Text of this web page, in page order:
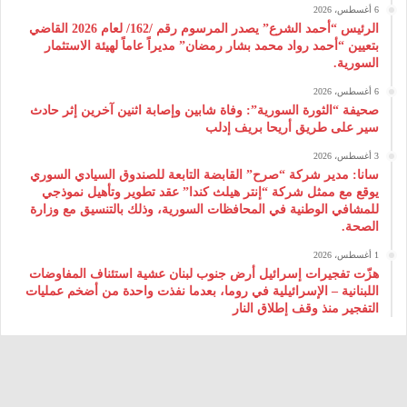
6 أغسطس، 2026
الرئيس “أحمد الشرع” يصدر المرسوم رقم /162/ لعام 2026 ‌القاضي
بتعيين “أحمد رواد محمد بشار رمضان” مديراً عاماً لهيئة ‌الاستثمار
السورية.
6 أغسطس، 2026
صحيفة “الثورة السورية”: وفاة شابين وإصابة اثنين آخرين إثر حادث
سير على طريق أريحا بريف إدلب
3 أغسطس، 2026
سانا: مدير شركة “صرح” القابضة التابعة للصندوق السيادي السوري
يوقع مع ممثل شركة “إنتر هيلث كندا” عقد تطوير وتأهيل نموذجي
للمشافي الوطنية في المحافظات السورية، وذلك بالتنسيق مع وزارة
الصحة.
1 أغسطس، 2026
هزّت تفجيرات إسرائيل أرض جنوب لبنان عشية استئناف المفاوضات
اللبنانية – الإسرائيلية في روما، بعدما نفذت واحدة من أضخم عمليات
التفجير منذ وقف إطلاق النار